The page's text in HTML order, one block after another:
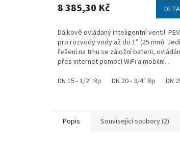
8 385,30 Kč
Dálkově ovládaný inteligentní ventil
pro rozvody vody až do 1” (25 mm).
řešení na trhu se záložní baterii,
přes internet pomocí WiFi a mobilní...
DN 15 - 1/2" Rp
DN 20 - 3/4" Rp DN
Popis Související soubory (2)